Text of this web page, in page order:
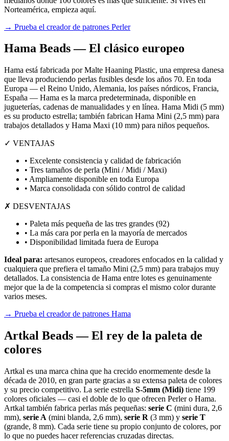
Norteamérica, empieza aquí.
→ Prueba el creador de patrones Perler
Hama Beads — El clásico europeo
Hama está fabricada por Malte Haaning Plastic, una empresa danesa
que lleva produciendo perlas fusibles desde los años 70. En toda
Europa — el Reino Unido, Alemania, los países nórdicos, Francia,
España — Hama es la marca predeterminada, disponible en
jugueterías, cadenas de manualidades y en línea. Hama Midi (5 mm)
es su producto estrella; también fabrican Hama Mini (2,5 mm) para
trabajos detallados y Hama Maxi (10 mm) para niños pequeños.
✓ VENTAJAS
• Excelente consistencia y calidad de fabricación
• Tres tamaños de perla (Mini / Midi / Maxi)
• Ampliamente disponible en toda Europa
• Marca consolidada con sólido control de calidad
✗ DESVENTAJAS
• Paleta más pequeña de las tres grandes (92)
• La más cara por perla en la mayoría de mercados
• Disponibilidad limitada fuera de Europa
Ideal para: artesanos europeos, creadores enfocados en la calidad y
cualquiera que prefiera el tamaño Mini (2,5 mm) para trabajos muy
detallados. La consistencia de Hama entre lotes es genuinamente
mejor que la de la competencia si compras el mismo color durante
varios meses.
→ Prueba el creador de patrones Hama
Artkal Beads — El rey de la paleta de
colores
Artkal es una marca china que ha crecido enormemente desde la
década de 2010, en gran parte gracias a su extensa paleta de colores
y su precio competitivo. La serie estrella S-5mm (Midi) tiene 199
colores oficiales — casi el doble de lo que ofrecen Perler o Hama.
Artkal también fabrica perlas más pequeñas: serie C (mini dura, 2,6
mm), serie A (mini blanda, 2,6 mm), serie R (3 mm) y serie T
(grande, 8 mm). Cada serie tiene su propio conjunto de colores, por
lo que no puedes hacer referencias cruzadas directas.